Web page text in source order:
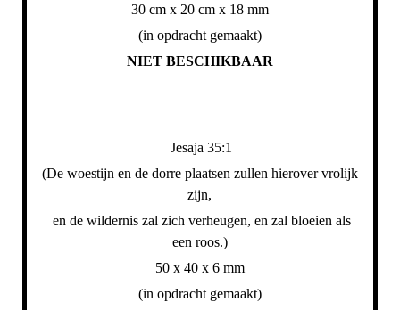
30 cm x 20 cm x 18 mm
(in opdracht gemaakt)
NIET BESCHIKBAAR
Jesaja 35:1
(De woestijn en de dorre plaatsen zullen hierover vrolijk
zijn,
en de wildernis zal zich verheugen, en zal bloeien als
een roos.)
50 x 40 x 6 mm
(in opdracht gemaakt)